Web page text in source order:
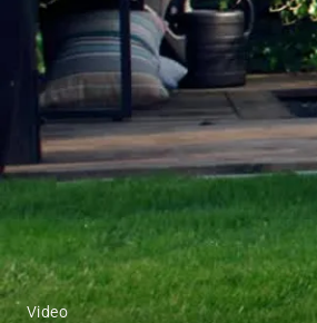
Video